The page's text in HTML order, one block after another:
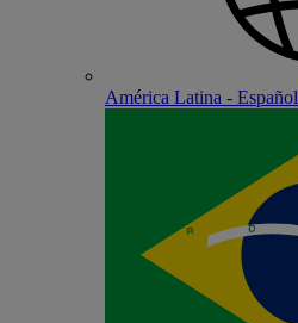
América Latina - Español